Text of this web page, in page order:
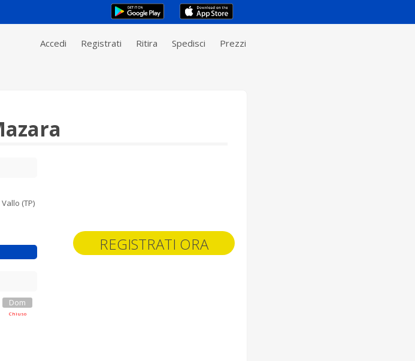
Accedi Registrati Ritira Spedisci Prezzi
REGISTRATI ORA
(TP)
Dom
Chiuso